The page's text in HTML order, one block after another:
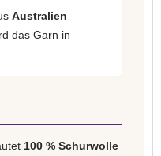
Australien –
das Garn in
100 % Schurwolle